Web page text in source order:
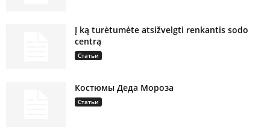
Į ką turėtumėte atsižvelgti renkantis sodo
centrą
Статьи
Костюмы Деда Мороза
Статьи